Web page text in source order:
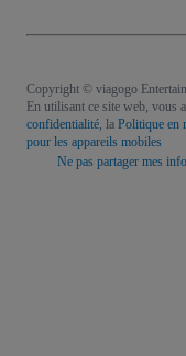
Copyright © viagogo
En utilisant ce site web, vous
confidentialité , la Politique en
pour les appareils mobiles
Ne pas partager mes